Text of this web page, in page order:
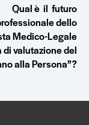
Qual è il futuro
dello
Medico-Legale
di valutazione del
alla Persona”?